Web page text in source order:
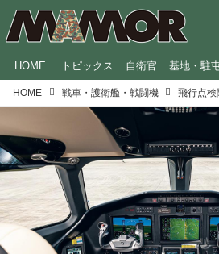
HOME トピックス 自衛官 基地・駐
HOME 戦車・護衛艦・戦闘機